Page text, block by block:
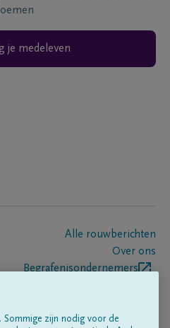
je medeleven
Alle rouwberichten
Over ons
Begrafenisondernemers
Sommige zijn nodig voor de